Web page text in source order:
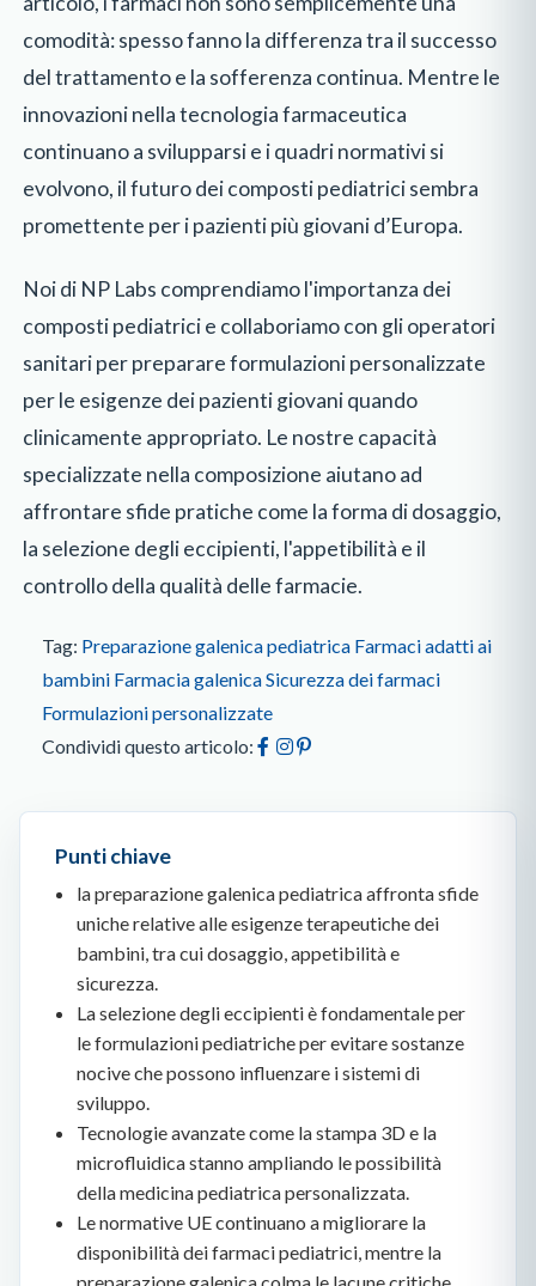
comodità: spesso fanno la differenza tra il successo
del trattamento e la sofferenza continua. Mentre le
innovazioni nella tecnologia farmaceutica
continuano a svilupparsi e i quadri normativi si
evolvono, il futuro dei composti pediatrici sembra
promettente per i pazienti più giovani d’Europa.
Noi di NP Labs comprendiamo l'importanza dei
composti pediatrici e collaboriamo con gli operatori
sanitari per preparare formulazioni personalizzate
per le esigenze dei pazienti giovani quando
clinicamente appropriato. Le nostre capacità
specializzate nella composizione aiutano ad
affrontare sfide pratiche come la forma di dosaggio,
la selezione degli eccipienti, l'appetibilità e il
controllo della qualità delle farmacie.
Tag: Preparazione galenica pediatrica Farmaci adatti ai
bambini Farmacia galenicaSicurezza dei farmaci
Formulazioni personalizzate
Condividi questo articolo:
Punti chiave
la preparazione galenica pediatrica affronta sfide
uniche relative alle esigenze terapeutiche dei
bambini, tra cui dosaggio, appetibilità e
sicurezza.
La selezione degli eccipienti è fondamentale per
le formulazioni pediatriche per evitare sostanze
nocive che possono influenzare i sistemi di
sviluppo.
Tecnologie avanzate come la stampa 3D e la
microfluidica stanno ampliando le possibilità
della medicina pediatrica personalizzata.
Le normative UE continuano a migliorare la
disponibilità dei farmaci pediatrici, mentre la